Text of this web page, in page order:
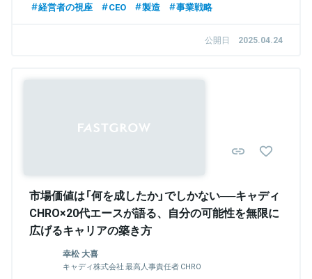
経営者の視座 CEO 製造 事業戦略
公開日 2025.04.24
市場価値は「何を成したか」でしかない──キャディ
CHRO×20代エースが語る、自分の可能性を無限に
広げるキャリアの築き方
幸松 大喜
キャディ株式会社 最高人事責任者 CHRO